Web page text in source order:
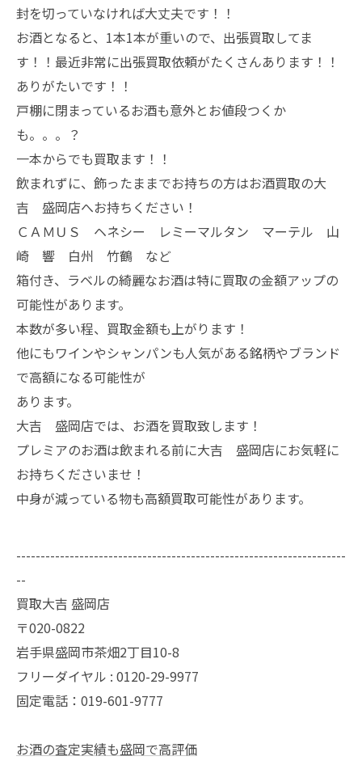
封を切っていなければ大丈夫です！！
お酒となると、1本1本が重いので、出張買取してま
す！！最近非常に出張買取依頼がたくさんあります！！
ありがたいです！！
戸棚に閉まっているお酒も意外とお値段つくか
も。。。？
一本からでも買取ます！！
飲まれずに、飾ったままでお持ちの方はお酒買取の大
吉 盛岡店へお持ちください！
ＣＡＭＵＳ ヘネシー レミーマルタン マーテル 山
崎 響 白州 竹鶴 など
箱付き、ラベルの綺麗なお酒は特に買取の金額アップの
可能性があります。
本数が多い程、買取金額も上がります！
他にもワインやシャンパンも人気がある銘柄やブランド
で高額になる可能性が
あります。
大吉 盛岡店では、お酒を買取致します！
プレミアのお酒は飲まれる前に大吉 盛岡店にお気軽に
お持ちくださいませ！
中身が減っている物も高額買取可能性があります。
--------------------------------------------------------------------
--
買取大吉 盛岡店
〒020-0822
岩手県盛岡市茶畑2丁目10-8
フリーダイヤル : 0120-29-9977
固定電話：019-601-9777
お酒の査定実績も盛岡で高評価